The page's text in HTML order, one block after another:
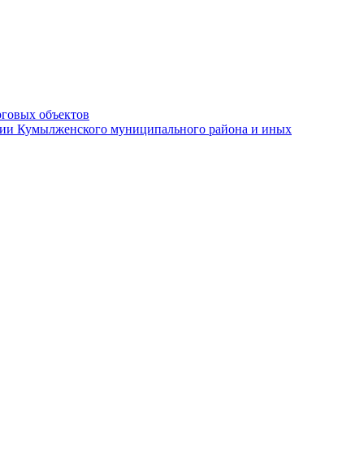
объектов
Кумылженского муниципального района и иных